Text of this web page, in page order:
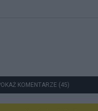
KOMENTARZE (45)